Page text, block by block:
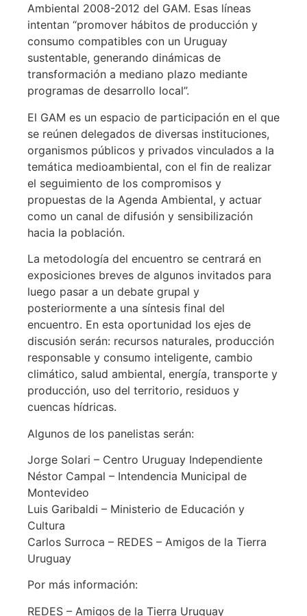
Ambiental 2008-2012 del GAM. Esas líneas
intentan “promover hábitos de producción y
consumo compatibles con un Uruguay
sustentable, generando dinámicas de
transformación a mediano plazo mediante
programas de desarrollo local”.
El GAM es un espacio de participación en el que
se reúnen delegados de diversas instituciones,
organismos públicos y privados vinculados a la
temática medioambiental, con el fin de realizar
el seguimiento de los compromisos y
propuestas de la Agenda Ambiental, y actuar
como un canal de difusión y sensibilización
hacia la población.
La metodología del encuentro se centrará en
exposiciones breves de algunos invitados para
luego pasar a un debate grupal y
posteriormente a una síntesis final del
encuentro. En esta oportunidad los ejes de
discusión serán: recursos naturales, producción
responsable y consumo inteligente, cambio
climático, salud ambiental, energía, transporte y
producción, uso del territorio, residuos y
cuencas hídricas.
Algunos de los panelistas serán:
Jorge Solari – Centro Uruguay Independiente
Néstor Campal – Intendencia Municipal de
Montevideo
Luis Garibaldi – Ministerio de Educación y
Cultura
Carlos Surroca – REDES – Amigos de la Tierra
Uruguay
Por más información:
REDES – Amigos de la Tierra Uruguay